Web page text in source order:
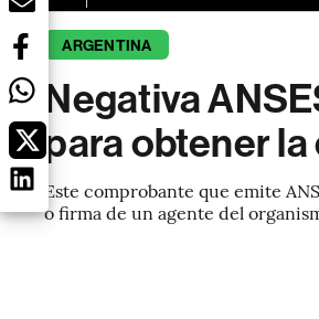
ARGENTINA
Negativa
para obtener
Este comprobante que emite
o firma de un agente del